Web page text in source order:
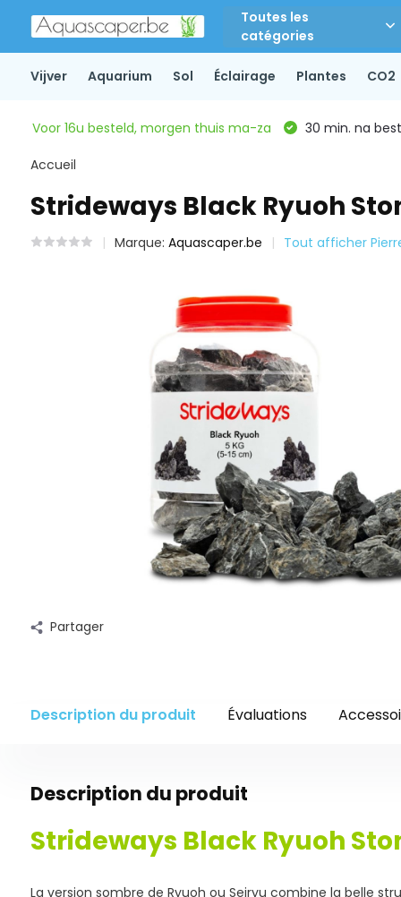
Toutes les
catégories
Vijver Aquarium Sol Éclairage Plantes CO2
Voor 16u besteld, morgen thuis ma-za 30 min. na
Accueil
Strideways Black Ryuoh
Marque: Aquascaper.be Tout afficher
Partager
Description du produit Évaluations
Description du produit
Strideways Black Ryuoh
La version sombre de Ryuoh ou Seiryu combine la belle